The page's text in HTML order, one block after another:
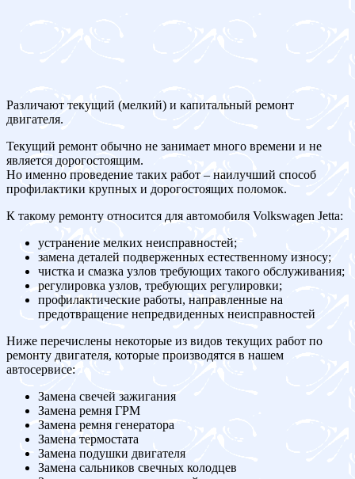
Различают текущий (мелкий) и капитальный ремонт
двигателя.
Текущий ремонт обычно не занимает много времени и не
является дорогостоящим.
Но именно проведение таких работ – наилучший способ
профилактики крупных и дорогостоящих поломок.
К такому ремонту относится для автомобиля Volkswagen Jetta:
устранение мелких неисправностей;
замена деталей подверженных естественному износу;
чистка и смазка узлов требующих такого обслуживания;
регулировка узлов, требующих регулировки;
профилактические работы, направленные на
предотвращение непредвиденных неисправностей
Ниже перечислены некоторые из видов текущих работ по
ремонту двигателя, которые производятся в нашем
автосервисе:
Замена свечей зажигания
Замена ремня ГРМ
Замена ремня генератора
Замена термостата
Замена подушки двигателя
Замена сальников свечных колодцев